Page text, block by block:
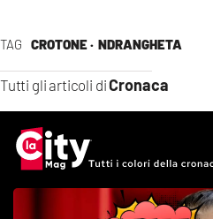
TAG CROTONE · NDRANGHETA
Tutti gli articoli diCronaca